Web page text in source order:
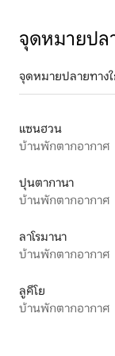
จุดหมายปล
จุดหมายปลายทาง
แซนฮวน
บ้านพักตากอากาศ
ปุนตากานา
บ้านพักตากอากาศ
ลาโรมานา
บ้านพักตากอากาศ
ลูคีโย
บ้านพักตากอากาศ